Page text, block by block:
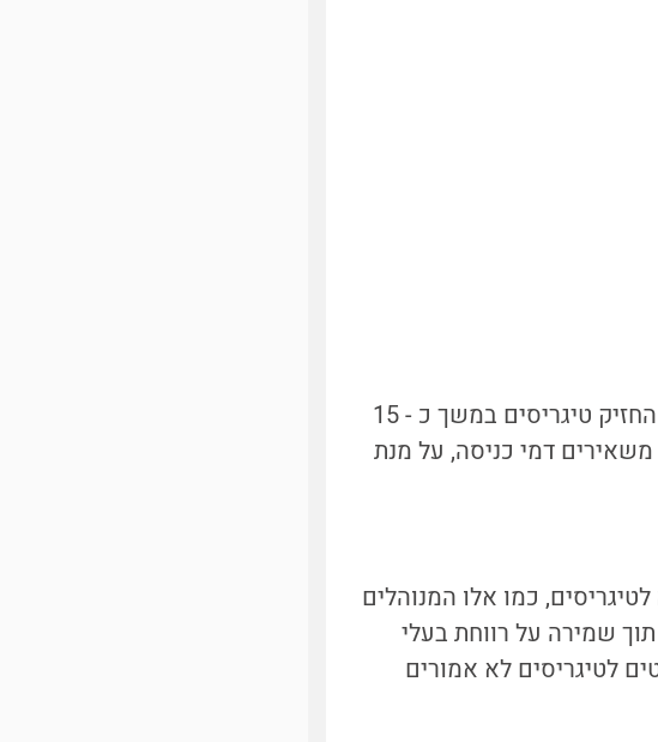
המקדש, שמציג את עצמו כ"מקלט רוחני לטיגריסים ולבני אדם", החזיק טיגריסים במשך כ - 15
דמי כניסה, על מנת
כמו אלו המנוהלים
תוך שמירה על רווחת בעלי
לטיגריסים לא אמורים